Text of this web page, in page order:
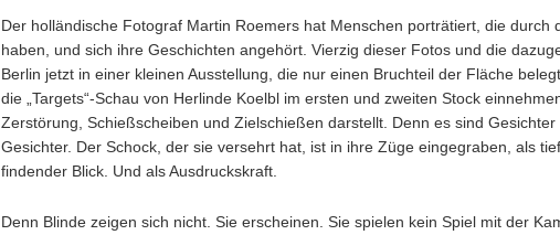
Der holländische Fotograf Martin Roemers hat Menschen porträtiert, die
haben, und sich ihre Geschichten angehört. Vierzig dieser Fotos und die
Berlin jetzt in einer kleinen Ausstellung, die nur einen Bruchteil der Fläche
die „Targets“-Schau von Herlinde Koelbl im ersten und zweiten Stock
Zerstörung, Schießscheiben und Zielschießen darstellt. Denn es sind
Gesichter. Der Schock, der sie versehrt hat, ist in ihre Züge eingegraben, als
findender Blick. Und als Ausdruckskraft.
Denn Blinde zeigen sich nicht. Sie erscheinen. Sie spielen kein Spiel mit der